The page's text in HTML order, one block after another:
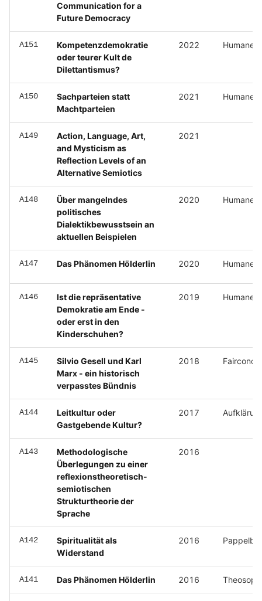
Communication for a
Future Democracy
A151
Kompetenzdemokratie
oder teurer Kult de
Dilettantismus?
2022 Humane
A150
Sachparteien statt
Machtparteien
2021 Humane
A149
Action, Language, Art,
and Mysticism as
Reflection Levels of an
Alternative Semiotics
2021
A148
Über mangelndes
politisches
Dialektikbewusstsein an
aktuellen Beispielen
2020 Humane
A147 Das Phänomen Hölderlin 2020 Humane
A146
Ist die repräsentative
Demokratie am Ende -
oder erst in den
Kinderschuhen?
2019 Humane
A145
Silvio Gesell und Karl
Marx - ein historisch
verpasstes Bündnis
2018
A144
Leitkultur oder
Gastgebende Kultur?
2017
A143
Methodologische
Überlegungen zu einer
reflexionstheoretisch-
semiotischen
Strukturtheorie der
Sprache
2016
A142
Spiritualität als
Widerstand
2016
A141 Das Phänomen Hölderlin 2016